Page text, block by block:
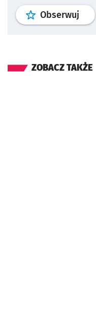
Obserwuj profil
ZOBACZ TAKŻE